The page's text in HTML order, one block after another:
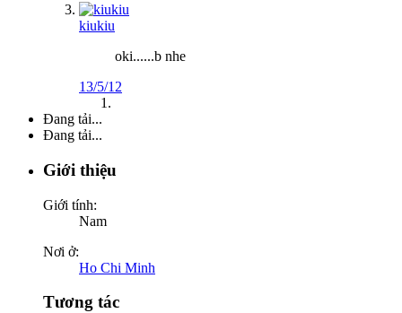
kiukiu
oki......b nhe
13/5/12
Đang tải...
Đang tải...
Giới thiệu
Giới tính:
Nam
Nơi ở:
Ho Chi Minh
Tương tác